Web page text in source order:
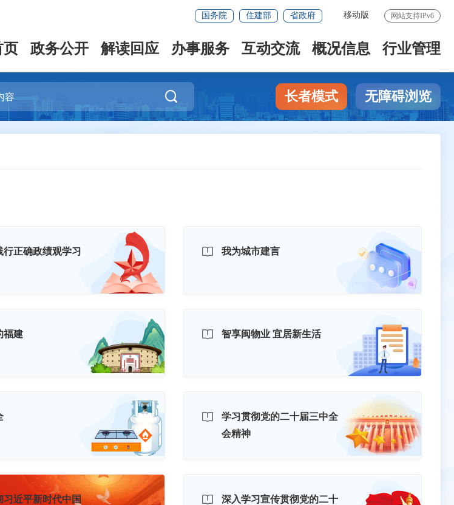
网站支持IPv6
移动版
国务院 住建部 省政府
页 政务公开 解读回应 办事服务 互动交流 概况信息 行业管理
 长者模式 无障碍浏览
行正确政绩观学习
我为城市建言
福建 智享闽物业 宜居新生活
学习贯彻党的二十届三中全
会精神
习近平新时代中国
深入学习宣传贯彻党的二十